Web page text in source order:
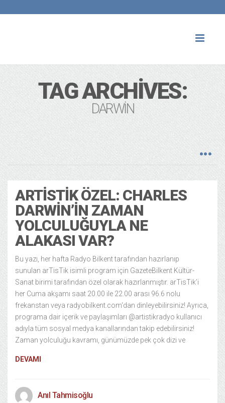
TAG ARCHIVES:
DARWIN
ARTISTIK ÖZEL: CHARLES
DARWIN’IN ZAMAN
YOLCULUĞUYLA NE
ALAKASI VAR?
Bu yazı, her hafta Radyo Bilkent tarafından hazırlanıp
sunulan arTisTik isimli program için GazeteBilkent Kültür-
Sanat birimi tarafından özel olarak hazırlanmıştır. arTisTik’i
her Cuma akşamı saat 20.00 ile 22.00 arası 96.6 nolu
frekanstan veya radyobilkent.com‘dan dinleyebilirsiniz! Ayrıca,
programa dair içerik ve paylaşımları @artistikradyo kullanıcı
adıyla tüm sosyal medya kanallarından takip edebilirsiniz!
Zaman yolculuğu kavramı, günümüzde pek çok dizi ve
DEVAMI
Anıl Tahmisoğlu